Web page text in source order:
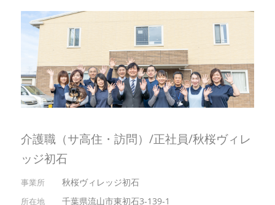
介護職（サ高住・訪問）/正社員/秋桜ヴィレ
ッジ初石
秋桜ヴィレッジ初石
千葉県流山市東初石3-139-1